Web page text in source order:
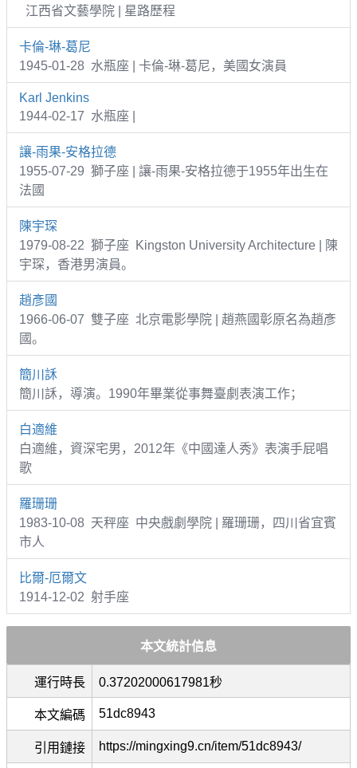
江西省文藝學院 | 星路歷程
卡倫-琳-葛尼
1945-01-28 水瓶座 | 卡倫-琳-葛尼，美國女演員
Karl Jenkins
1944-02-17 水瓶座 |
讓-雨果-安格拉德
1955-07-29 獅子座 | 讓-雨果-安格拉德于1955年出生在
法國
陳宇琛
1979-08-22 獅子座 Kingston University Architecture | 陳
宇琛，香港男演員。
趙彥國
1966-06-07 雙子座 北京電影學院 | 趙燕國彰原名為趙彥
國。
簡川訸
簡川訸，導演。1990年畢業從事舞臺劇表演工作；
白適維
白適維，資深宅男，2012年《中國達人秀》表演手屁唱
歌
羅珊珊
1983-10-08 天秤座 中央戲劇學院 | 羅珊珊，四川省宜賓
市人
比爾-厄爾文
1914-12-02 射手座
本文統計信息
運行時長 0.37202000617981秒
本文編碼 51dc8943
引用鏈接 https://mingxing9.cn/item/51dc8943/